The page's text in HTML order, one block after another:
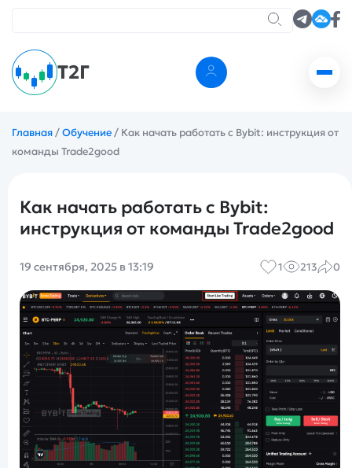
Т2Г
Главная/Обучение/ Как начать работать с Bybit: инструкция от
команды Trade2good
Как начать работать с Bybit:
инструкция от команды Trade2good
19 сентября, 2025 в 13:19 1 213 0